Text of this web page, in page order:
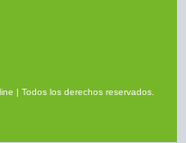
| Todos los derechos reservados.